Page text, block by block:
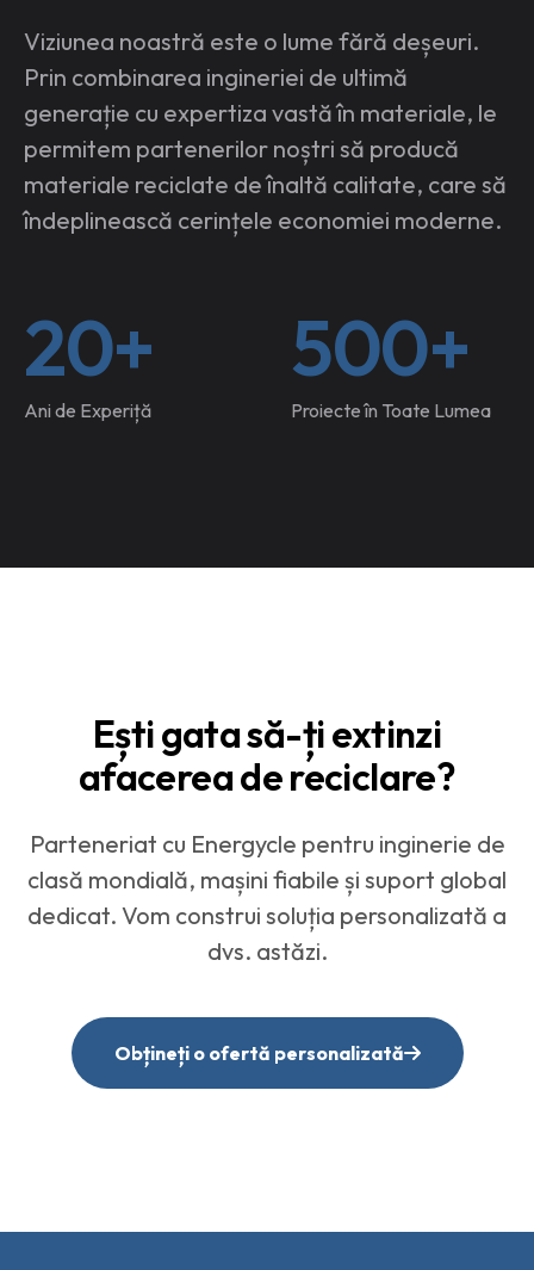
Viziunea noastră este o lume fără deșeuri.
Prin combinarea ingineriei de ultimă
generație cu expertiza vastă în materiale, le
permitem partenerilor noștri să producă
materiale reciclate de înaltă calitate, care să
îndeplinească cerințele economiei moderne.
20+
Ani de Experiță
500+
Proiecte în Toate Lumea
Ești gata să-ți extinzi
afacerea de reciclare?
Parteneriat cu Energycle pentru inginerie de
clasă mondială, mașini fiabile și suport global
dedicat. Vom construi soluția personalizată a
dvs. astăzi.
Obțineți o ofertă personalizată